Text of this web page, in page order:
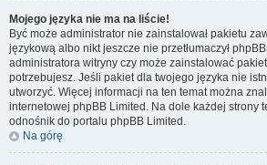
Mojego języka nie ma na liście!
Być może administrator nie zainstalował pakietu
językową albo nikt jeszcze nie przetłumaczył
administratora witryny czy może zainstalować
potrzebujesz. Jeśli pakiet dla twojego języka nie
utworzyć. Więcej informacji na ten temat można
internetowej phpBB Limited. Na dole każdej strony
odnośnik do portalu phpBB Limited.
Na górę